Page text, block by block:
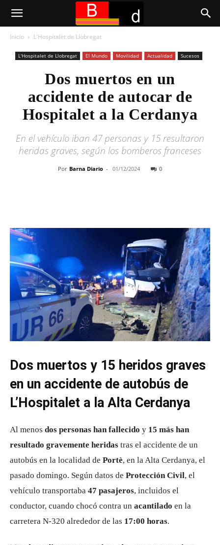
Inicio L'Hospitalet de Llobregat
L'Hospitalet de Llobregat El Mundo Movilidad Actualidad Sucesos
Dos muertos en un
accidente de autocar de
Hospitalet a la Cerdanya
En el vehículo iban 47 personas y 15 resultaron
heridas graves, según los bomberos franceses
Por Barna Diario - 01/12/2024 0
Dos muertos y 15 heridos graves
en un accidente de autobús de
L’Hospitalet a la Alta Cerdanya
Al menos dos personas han fallecido y 15 más han
resultado gravemente heridas tras el accidente de un
autobús en la localidad de Portè, en la Alta Cerdanya, el
pasado domingo. Según datos de Protección Civil, el
vehículo transportaba 47 pasajeros, incluidos el
conductor, cuando chocó contra un acantilado en la
carretera N-320 alrededor de las 17:00 horas.